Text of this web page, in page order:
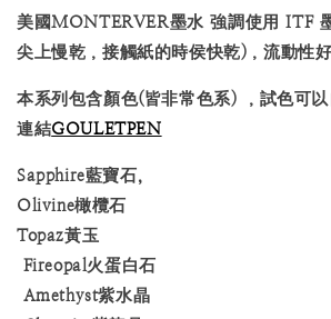
美國MONTERVER墨水 強調使用 ITF
尖上慢乾，接觸紙的時侯快乾)，流動性
本系列包含顏色(皆非常色系) ，試色可
連結GOULETPEN
Sapphire藍寶石,
Olivine橄欖石
Topaz黃玉
Fireopal火蛋白石
Amethyst紫水晶